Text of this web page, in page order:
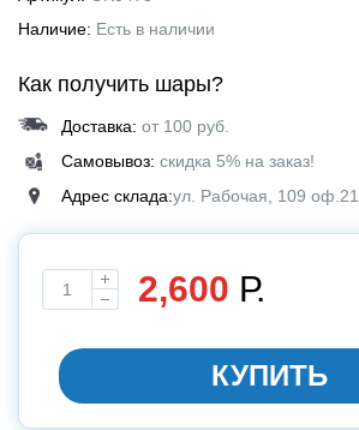
Наличие: Есть в наличии
Как получить шары?
Доставка: от 100 руб.
Самовывоз: скидка 5% на заказ!
Адрес склада:ул. Рабочая, 109 оф.21
2,600 Р.
КУПИТЬ